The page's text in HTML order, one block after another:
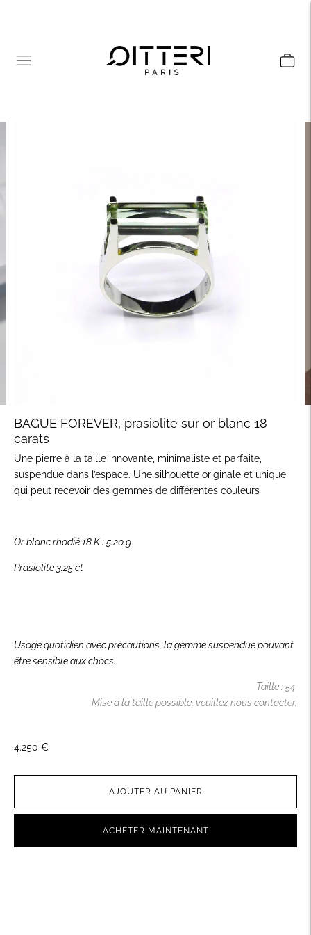
BAGUE FOREVER, prasiolite sur or blanc 18
carats
Une pierre à la taille innovante, minimaliste et parfaite,
suspendue dans l’espace. Une silhouette originale et unique
qui peut recevoir des gemmes de différentes couleurs
Or blanc rhodié 18 K : 5.20 g
Prasiolite 3.25 ct
Usage quotidien avec précautions, la gemme suspendue pouvant
être sensible aux chocs.
Taille : 54
Mise à la taille possible, veuillez nous contacter.
4.250 €
AJOUTER AU PANIER
ACHETER MAINTENANT